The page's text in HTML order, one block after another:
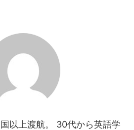
以上渡航。 30代から英語学